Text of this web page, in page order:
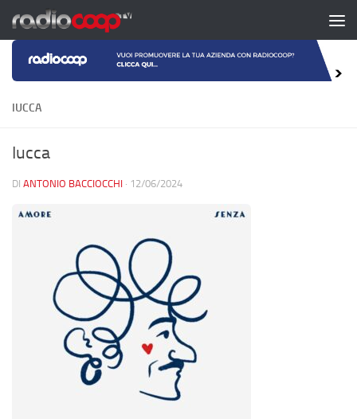
Salta al contenuto
IUCCA
Iucca
DI ANTONIO BACCIOCCHI · 12/06/2024